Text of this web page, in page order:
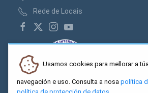
Rede de Locais
Usamos cookies para mellorar a
navegación e uso. Consulta a nosa política